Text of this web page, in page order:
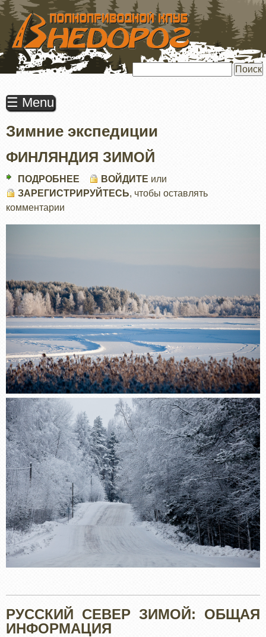
ПЕРЕЙТИ
ОСНОВНОМУ
СОДЕРЖАНИЮ
☰ Menu
Зимние экспедиции
ФИНЛЯНДИЯ ЗИМОЙ
ПОДРОБНЕЕ
ФИНЛЯНДИЯ
ВОЙДИТЕ или
ЗАРЕГИСТРИРУЙТЕСЬ, чтобы оставлять
комментарии
РУССКИЙ СЕВЕР ЗИМОЙ: ОБЩАЯ
ИНФОРМАЦИЯ